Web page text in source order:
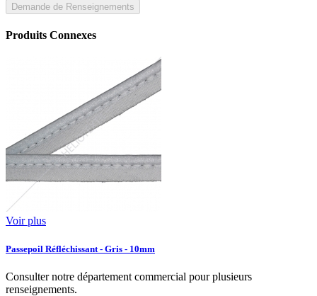
Demande de Renseignements
Produits Connexes
Voir plus
Passepoil Réfléchissant - Gris - 10mm
Consulter notre département commercial pour plusieurs
renseignements.